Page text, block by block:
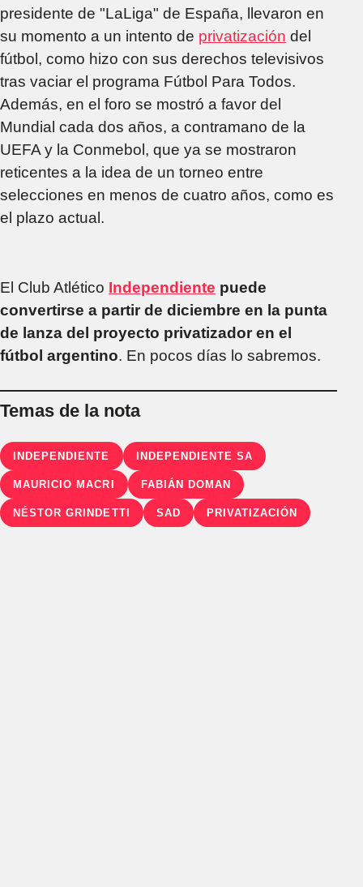
presidente de "LaLiga" de España, llevaron en
su momento a un intento de privatización del
fútbol, como hizo con sus derechos televisivos
tras vaciar el programa Fútbol Para Todos.
Además, en el foro se mostró a favor del
Mundial cada dos años, a contramano de la
UEFA y la Conmebol, que ya se mostraron
reticentes a la idea de un torneo entre
selecciones en menos de cuatro años, como es
el plazo actual.
El Club Atlético Independiente puede
convertirse a partir de diciembre en la punta
de lanza del proyecto privatizador en el
fútbol argentino. En pocos días lo sabremos.
Temas de la nota
INDEPENDIENTE INDEPENDIENTE SA
MAURICIO MACRI FABIÁN DOMAN
NÉSTOR GRINDETTI SAD PRIVATIZACIÓN